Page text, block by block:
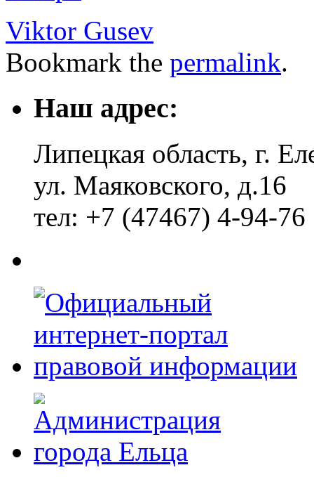
Viktor Gusev
Bookmark the permalink.
Наш адрес:
Липецкая область, г.
ул. Маяковского, д.16
тел: +7 (47467) 4-94-76